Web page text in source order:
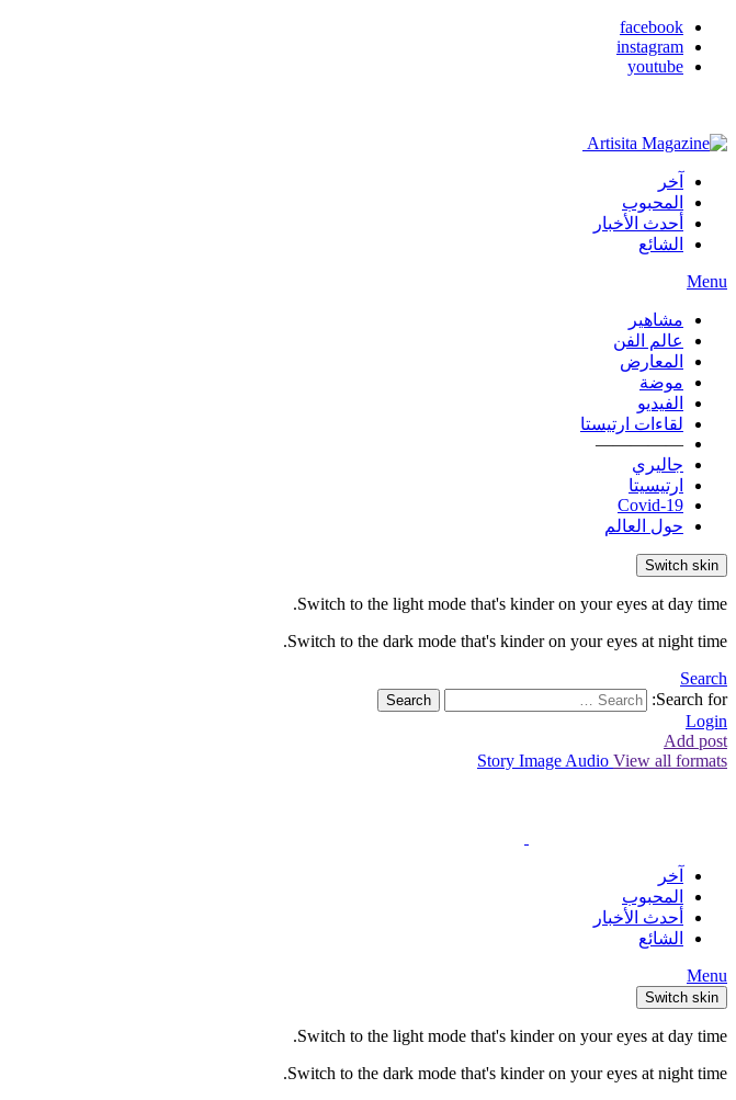
facebook
instagram
youtube
آخر
المحبوب
أحدث الأخبار
الشائع
Menu
مشاهير
عالم الفن
المعارض
موضة
الفيديو
لقاءات ارتيستا
—————
جاليري
ارتيسيتا
Covid-19
حول العالم
Switch skin
Switch to the light mode that's kinder on your eyes at day time.
Switch to the dark mode that's kinder on your eyes at night time.
Search
Search for:
Search
Login
Add post
Story Image Audio View all formats
آخر
المحبوب
أحدث الأخبار
الشائع
Menu
Switch skin
Switch to the light mode that's kinder on your eyes at day time.
Switch to the dark mode that's kinder on your eyes at night time.